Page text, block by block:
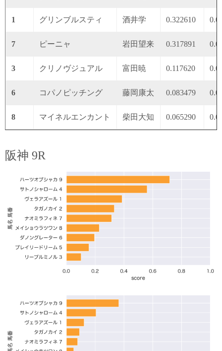
1 グリンブルスティ 酒井学 0.322610
7 ピーニャ 岩田望来 0.317891
3 クリノヴジュアル 富田暁 0.117620
6 コパノピッチング 藤岡康太 0.083479
8 マイネルエンカント 柴田大知 0.065290
阪神 9R